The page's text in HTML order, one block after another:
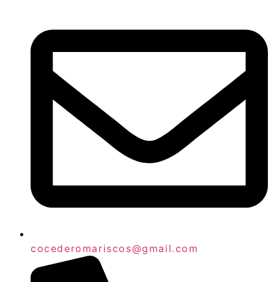
cocederomariscos@gmail.com